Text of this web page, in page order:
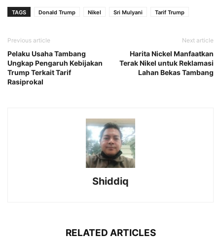
TAGS Donald Trump Nikel Sri Mulyani Tarif Trump
Previous article
Pelaku Usaha Tambang
Ungkap Pengaruh Kebijakan
Trump Terkait Tarif
Rasiprokal
Next article
Harita Nickel Manfaatkan
Terak Nikel untuk Reklamasi
Lahan Bekas Tambang
Shiddiq
RELATED ARTICLES